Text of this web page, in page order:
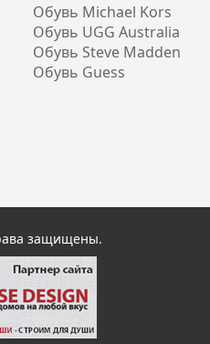
Обувь Michael Kors
Обувь UGG Australia
Обувь Steve Madden
Обувь Guess
защищены.